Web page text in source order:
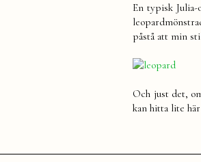
En typisk
påstå att min
Och just det,
kan hitta lite